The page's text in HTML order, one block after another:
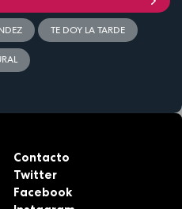
TE DOY LA TARDE
Contacto
Twitter
Facebook